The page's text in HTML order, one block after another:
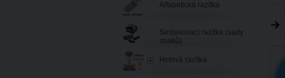
Alfabetická razítka
Sestavovací razítka (sady
znaků)
Hotová razítka